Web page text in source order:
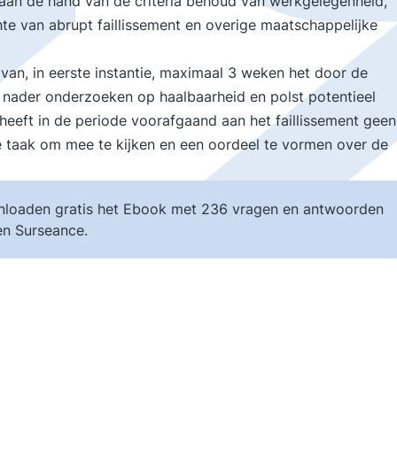
van abrupt faillissement en overige maatschappelijke
in eerste instantie, maximaal 3 weken het door de
onderzoeken op haalbaarheid en polst potentieel
in de periode voorafgaand aan het faillissement geen
om mee te kijken en een oordeel te vormen over de
gratis het Ebook met 236 vragen en antwoorden
Surseance.